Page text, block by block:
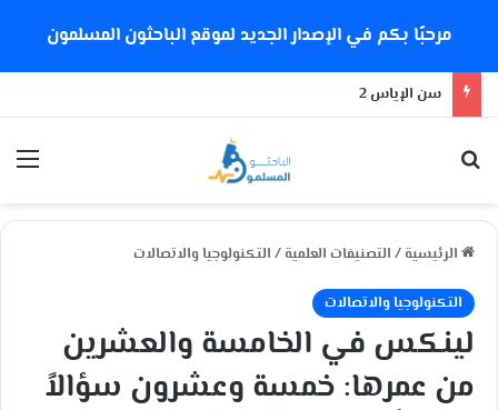
مرحبًا بكم في الإصدار الجديد لموقع الباحثون المسلمون
سن الإياس 2
الرئيسية / التصنيفات العلمية / التكنولوجيا والاتصالات
التكنولوجيا والاتصالات
لينكس في الخامسة والعشرين
من عمرها: خمسة وعشرون سؤالاً